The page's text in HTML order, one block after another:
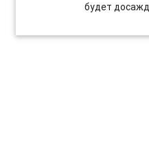
будет